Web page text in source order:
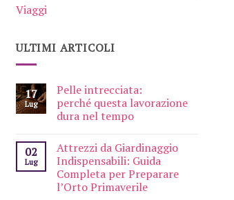
Viaggi
ULTIMI ARTICOLI
17
Lug
Pelle intrecciata:
perché questa lavorazione
dura nel tempo
02
Lug
Attrezzi da Giardinaggio
Indispensabili: Guida
Completa per Preparare
l’Orto Primaverile